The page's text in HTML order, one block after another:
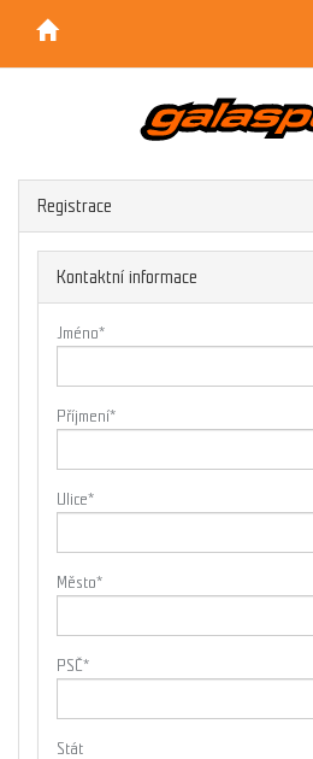
Registrace
Kontaktní informace
Jméno*
Příjmení*
Ulice*
Město*
PSČ*
Stát